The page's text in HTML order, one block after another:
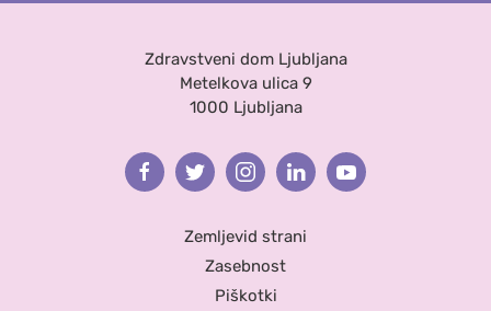
Zdravstveni dom Ljubljana
Metelkova ulica 9
1000 Ljubljana
FacebookTwitterInstagramLinkedinYoutube
Zemljevid strani
Zasebnost
Piškotki